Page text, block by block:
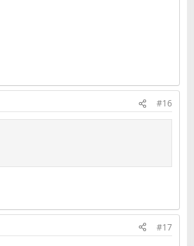
#16
#17